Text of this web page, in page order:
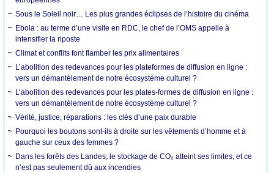
Sous le Soleil noir… Les plus grandes éclipses de l’histoire du cinéma
Ebola : au terme d’une visite en RDC, le chef de l’OMS appelle à
intensifier la riposte
Climat et conflits font flamber les prix alimentaires
L’abolition des redevances pour les plateformes de diffusion en ligne :
vers un démantèlement de notre écosystème culturel ?
L’abolition des redevances pour les plates-formes de diffusion en ligne :
vers un démantèlement de notre écosystème culturel ?
Vérité, justice, réparations : les clés d’une paix durable
Pourquoi les boutons sont-ils à droite sur les vêtements d’homme et à
gauche sur ceux des femmes ?
Dans les forêts des Landes, le stockage de CO₂ atteint ses limites, et ce
n’est pas seulement dû aux incendies